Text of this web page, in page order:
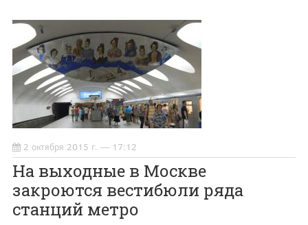
2 октября 2015 г. — 17:12
На выходные в Москве
закроются вестибюли ряда
станций метро